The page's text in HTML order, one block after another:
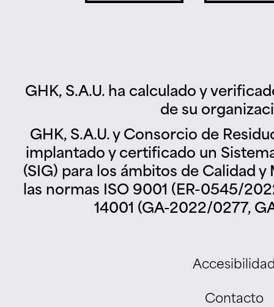
GHK, S.A.U. ha calculado y
de su
GHK, S.A.U. y Consorcio de
implantado y certificado un
(SIG) para los ámbitos de Calidad
las normas ISO 9001 (ER-0545/
14001 (GA-2022/0277,
Contacto